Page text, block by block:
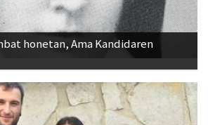
honetan, Ama Kandidaren